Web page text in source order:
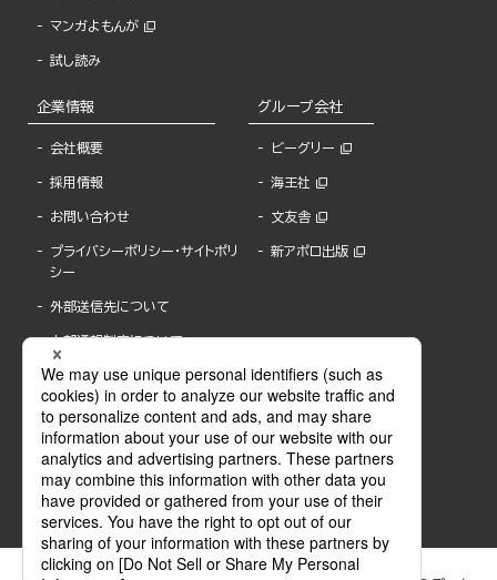
マンガよもんが
試し読み
企業情報
会社概要
採用情報
お問い合わせ
プライバシーポリシー・サイトポリ
シー
外部送信先について
内部通報制度について
グループ会社
ビーグリー
海王社
文友舎
新アポロ出版